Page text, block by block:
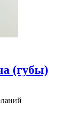
(губы)